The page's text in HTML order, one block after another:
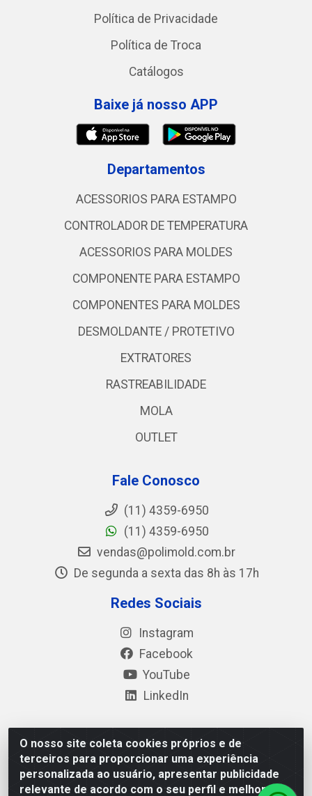
O nosso site coleta cookies próprios e de
terceiros para proporcionar uma experiência
personalizada ao usuário, apresentar publicidade
relevante de acordo com o seu perfil e melhorar a
Política de Privacidade
Política de Troca
Catálogos
Baixe já nosso APP
Departamentos
ACESSORIOS PARA ESTAMPO
CONTROLADOR DE TEMPERATURA
ACESSORIOS PARA MOLDES
COMPONENTE PARA ESTAMPO
COMPONENTES PARA MOLDES
DESMOLDANTE / PROTETIVO
EXTRATORES
RASTREABILIDADE
MOLA
OUTLET
Fale Conosco
(11) 4359-6950
(11) 4359-6950
vendas@polimold.com.br
De segunda a sexta das 8h às 17h
Redes Sociais
Instagram
Facebook
YouTube
LinkedIn
Polimold Industrial Ltda - Estrada dos Casa, 4585 – São
Bernardo do Campo / SP – CEP: 09.840-000 - CNPJ
44.106.466/0001-41